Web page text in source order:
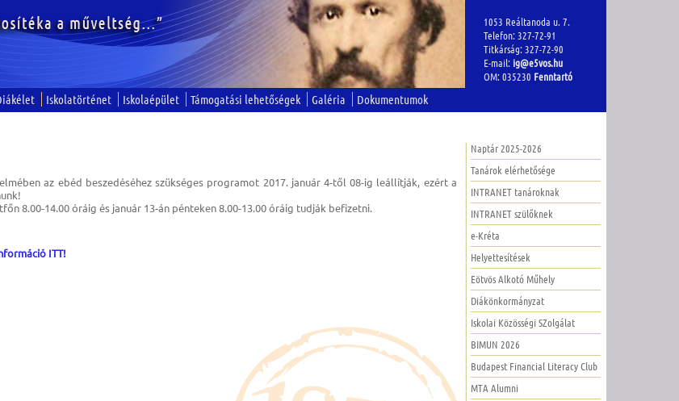
1053 Reáltanoda u. 7.
Telefon: 327-72-91
Titkárság: 327-72-90
E-mail: ig@e5vos.hu
OM: 035230 Fenntartó
Iskolatörténet Iskolaépület Támogatási lehetőségek Galéria Dokumentumok
az ebéd beszedéséhez szükséges programot 2017. január 4-től 08-ig leállítják, ezért a
8.00-14.00 óráig és január 13-án pénteken 8.00-13.00 óráig tudják befizetni.
ITT!
Naptár 2025-2026
Tanárok elérhetősége
INTRANET tanároknak
INTRANET szülőknek
e-Kréta
Helyettesítések
Eötvös Alkotó Műhely
Diákönkormányzat
Iskolai Közösségi SZolgálat
BIMUN 2026
Budapest Financial Literacy Club
MTA Alumni